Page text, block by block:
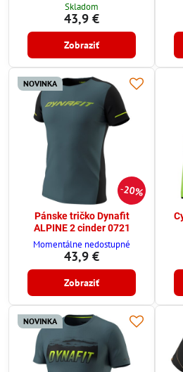
Skladom
43,9 €
Zobraziť
20%
NOVINKA
Pánske tričko Dynafit
ALPINE 2 cinder 0721
Momentálne nedostupné
43,9 €
Zobraziť
NOVINKA